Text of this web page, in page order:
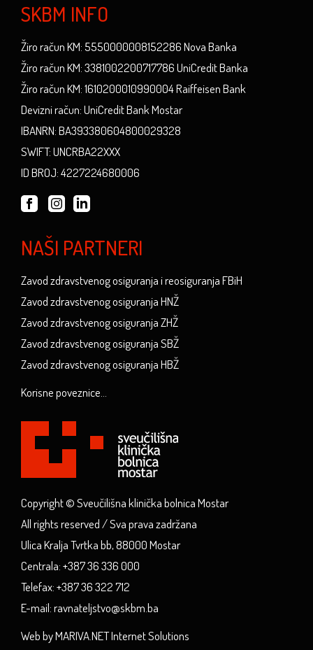
SKBM INFO
Žiro račun KM: 5550000008152286 Nova Banka
Žiro račun KM: 3381002200717786 UniCredit Banka
Žiro račun KM: 1610200010990004 Raiffeisen Bank
Devizni račun: UniCredit Bank Mostar
IBANRN: BA393380604800029328
SWIFT: UNCRBA22XXX
ID BROJ: 4227224680006
NAŠI PARTNERI
Zavod zdravstvenog osiguranja i reosiguranja FBiH
Zavod zdravstvenog osiguranja HNŽ
Zavod zdravstvenog osiguranja ZHŽ
Zavod zdravstvenog osiguranja SBŽ
Zavod zdravstvenog osiguranja HBŽ
Korisne poveznice...
Copyright © Sveučilišna klinička bolnica Mostar
All rights reserved / Sva prava zadržana
Ulica Kralja Tvrtka bb, 88000 Mostar
Centrala: +387 36 336 000
Telefax: +387 36 322 712
E-mail: ravnateljstvo@skbm.ba
Web by MARIVA.NET Internet Solutions